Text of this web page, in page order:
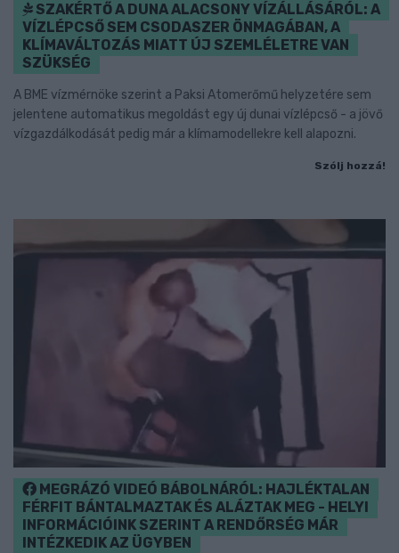
SZAKÉRTŐ A DUNA ALACSONY VÍZÁLLÁSÁRÓL: A
VÍZLÉPCSŐ SEM CSODASZER ÖNMAGÁBAN, A
KLÍMAVÁLTOZÁS MIATT ÚJ SZEMLÉLETRE VAN
SZÜKSÉG
A BME vízmérnöke szerint a Paksi Atomerőmű helyzetére sem
jelentene automatikus megoldást egy új dunai vízlépcső - a jövő
vízgazdálkodását pedig már a klímamodellekre kell alapozni.
Szólj hozzá!
MEGRÁZÓ VIDEÓ BÁBOLNÁRÓL: HAJLÉKTALAN
FÉRFIT BÁNTALMAZTAK ÉS ALÁZTAK MEG - HELYI
INFORMÁCIÓINK SZERINT A RENDŐRSÉG MÁR
INTÉZKEDIK AZ ÜGYBEN